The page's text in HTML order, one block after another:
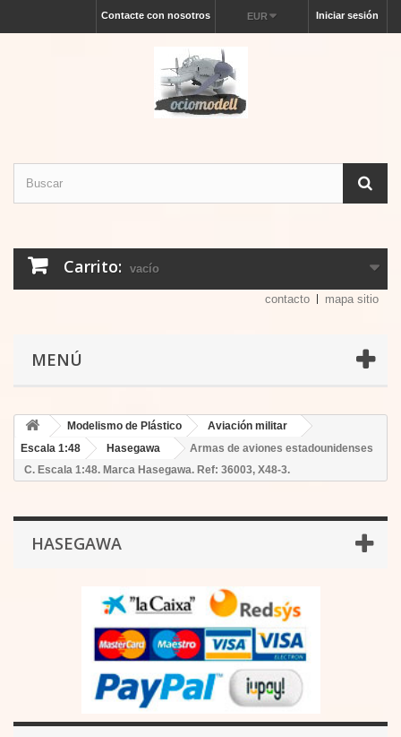
Iniciar sesión
EUR
Contacte con nosotros
Carrito: vacío
contacto mapa sitio
MENÚ
Modelismo de Plástico
Aviación militar
Escala 1:48
Hasegawa
Armas de aviones estadounidenses
C. Escala 1:48. Marca Hasegawa. Ref: 36003, X48-3.
HASEGAWA